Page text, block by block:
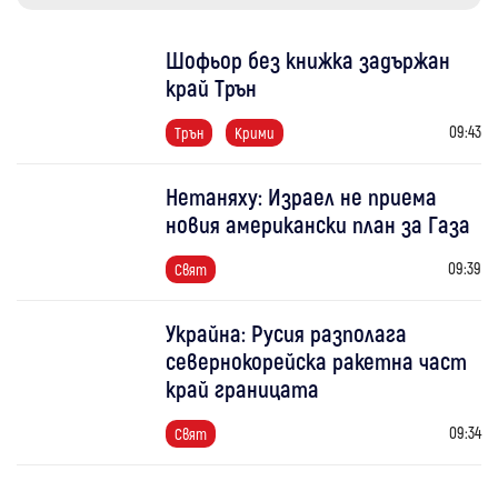
Шофьор без книжка задържан
край Трън
Трън Крими 09:43
Нетаняху: Израел не приема
новия американски план за Газа
Свят 09:39
Украйна: Русия разполага
севернокорейска ракетна част
край границата
Свят 09:34